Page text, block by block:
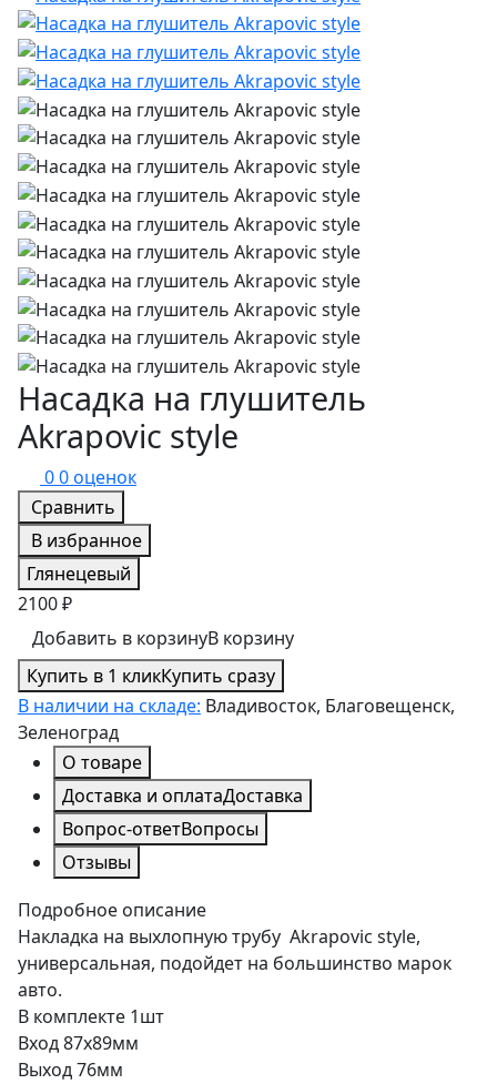
Насадка на глушитель
Akrapovic style
00 оценок
Сравнить
В избранное
Глянецевый
2100 ₽
Добавить в корзинуВ корзину
Купить в 1 кликКупить сразу
В наличии на складе: Владивосток, Благовещенск,
Зеленоград
О товаре
Доставка и оплатаДоставка
Вопрос-ответВопросы
Отзывы
Подробное описание
Накладка на выхлопную трубу Akrapovic style,
универсальная, подойдет на большинство марок
авто.
В комплекте 1шт
Вход 87х89мм
Выход 76мм